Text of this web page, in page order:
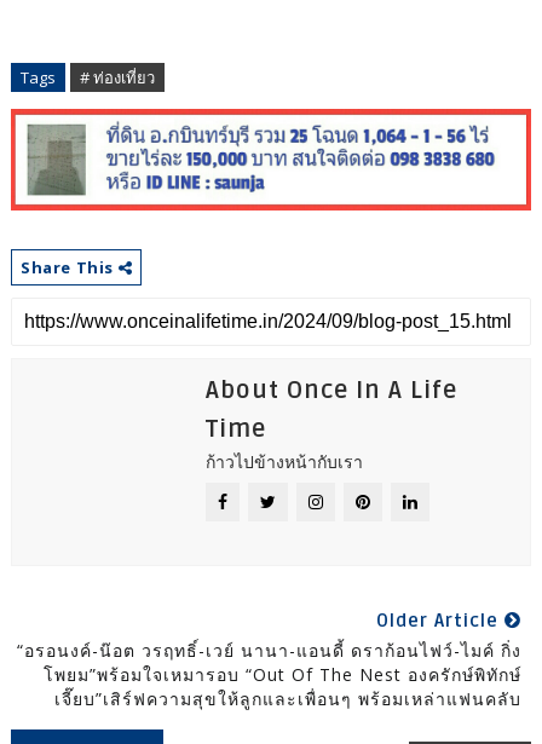
Tags # ท่องเที่ยว
Share This
About Once In A Life
Time
ก้าวไปข้างหน้ากับเรา
Older Article
“อรอนงค์-น๊อต วรฤทธิ์-เวย์ นานา-แอนดี้ ดราก้อนไฟว์-ไมค์ กิ่ง
โพยม”พร้อมใจเหมารอบ “Out Of The Nest องครักษ์พิทักษ์
เจี๊ยบ”เสิร์ฟความสุขให้ลูกและเพื่อนๆ พร้อมเหล่าแฟนคลับ